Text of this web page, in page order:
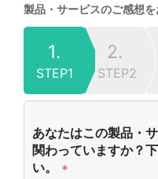
製品・サービスのご感想
1.
STEP1
2.
STEP2
あなたはこの製品・
関わっていますか？
い。
*